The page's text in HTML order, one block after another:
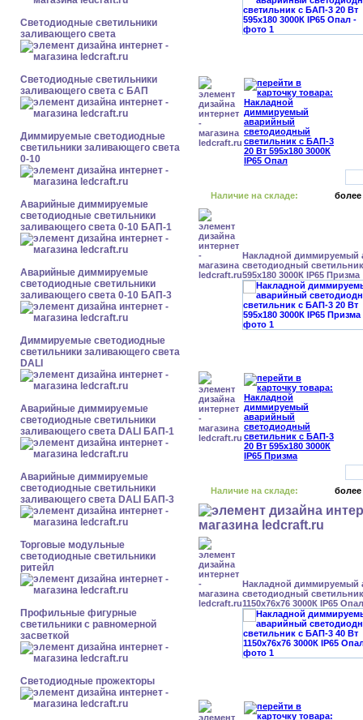
Светодиодные светильники
заливающего света
Светодиодные светильники
заливающего света с БАП
Диммируемые светодиодные
светильники заливающего света
0-10
Аварийные диммируемые
светодиодные светильники
заливающего света 0-10 БАП-1
Аварийные диммируемые
светодиодные светильники
заливающего света 0-10 БАП-3
Диммируемые светодиодные
светильники заливающего света
DALI
Аварийные диммируемые
светодиодные светильники
заливающего света DALI БАП-1
Аварийные диммируемые
светодиодные светильники
заливающего света DALI БАП-3
Торговые модульные
светодиодные светильники
ритейл
Профильные фигурные
светильники с равномерной
засветкой
Светодиодные прожекторы
Наличие на складе: более
Накладной диммируемый
светодиодный
595x180 3000К IP65 Призма
Наличие на складе: более
Накладной диммируемый
светодиодный
1150x76x76 3000К IP65 Опал